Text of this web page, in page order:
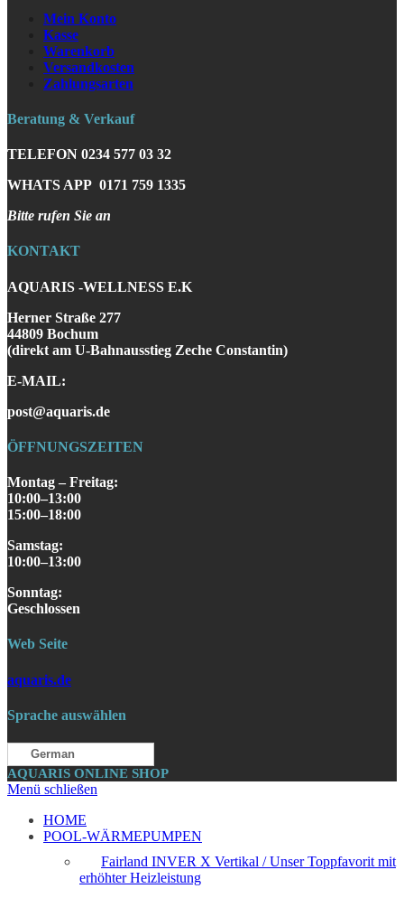
Mein Konto
Kasse
Warenkorb
Versandkosten
Zahlungsarten
Beratung & Verkauf
TELEFON 0234 577 03 32
WHATS APP 0171 759 1335
Bitte rufen Sie an
KONTAKT
AQUARIS -WELLNESS E.K
Herner Straße 277
44809 Bochum
(direkt am U-Bahnausstieg Zeche Constantin)
E-MAIL:
post@aquaris.de
ÖFFNUNGSZEITEN
Montag – Freitag:
10:00–13:00
15:00–18:00
Samstag:
10:00–13:00
Sonntag:
Geschlossen
Web Seite
aquaris.de
Sprache auswählen
German
AQUARIS ONLINE SHOP
Menü schließen
HOME
POOL-WÄRMEPUMPEN
Fairland INVER X Vertikal / Unser Toppfavorit mit
erhöhter Heizleistung